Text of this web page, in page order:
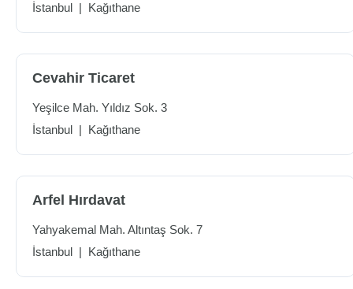
İstanbul | Kağıthane
Cevahir Ticaret
Yeşilce Mah. Yıldız Sok. 3
İstanbul | Kağıthane
Arfel Hırdavat
Yahyakemal Mah. Altıntaş Sok. 7
İstanbul | Kağıthane